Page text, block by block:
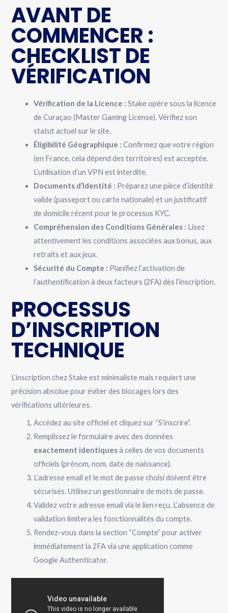
AVANT DE
COMMENCER :
CHECKLIST DE
VÉRIFICATION
Vérification de la Licence : Stake opère sous la licence
de Curaçao (Master Gaming License). Vérifiez son
statut actuel sur le site.
Éligibilité Géographique : Confirmez que votre région
(en France, cela dépend des territoires) est acceptée.
L’utilisation d’un VPN est interdite.
Documents d’Identité : Préparez une pièce d’identité
valide (passeport ou carte nationale) et un justificatif
de domicile récent pour le processus KYC.
Compréhension des Conditions Générales : Lisez
attentivement les conditions associées aux bonus, aux
retraits et aux jeux.
Sécurité du Compte : Planifiez l’activation de
l’authentification à deux facteurs (2FA) dès l’inscription.
PROCESSUS
D’INSCRIPTION
TECHNIQUE
L’inscription chez Stake est minimaliste mais requiert une
précision absolue pour éviter des blocages lors des
vérifications ultérieures.
Accédez au site officiel et cliquez sur “S’inscrire”.
Remplissez le formulaire avec des données
exactement identiquesà celles de vos documents
officiels (prénom, nom, date de naissance).
L’adresse email et le mot de passe choisi doivent être
sécurisés. Utilisez un gestionnaire de mots de passe.
Validez votre adresse email via le lien reçu. L’absence de
validation limitera les fonctionnalités du compte.
Rendez-vous dans la section “Compte” pour activer
immédiatement la 2FA via une application comme
Google Authenticator.